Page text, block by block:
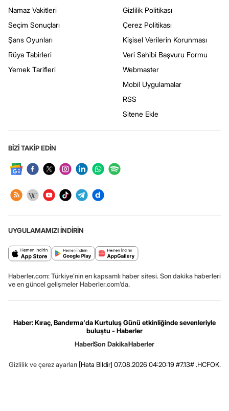
Namaz Vakitleri
Seçim Sonuçları
Şans Oyunları
Rüya Tabirleri
Yemek Tarifleri
Gizlilik Politikası
Çerez Politikası
Kişisel Verilerin Korunması
Veri Sahibi Başvuru Formu
Webmaster
Mobil Uygulamalar
RSS
Sitene Ekle
BİZİ TAKİP EDİN
UYGULAMAMIZI İNDİRİN
Haberler.com: Türkiye’nin en kapsamlı haber sitesi. Son dakika haberleri
ve en güncel gelişmeler Haberler.com’da.
Haber: Kıraç, Bandırma'da Kurtuluş Günü etkinliğinde sevenleriyle
buluştu - Haberler
HaberSon DakikaHaberler
Gizlilik ve çerez ayarları [Hata Bildir] 07.08.2026 04:20:19 #7.13# .HCFOK.